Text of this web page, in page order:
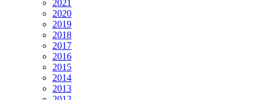
2021
2020
2019
2018
2017
2016
2015
2014
2013